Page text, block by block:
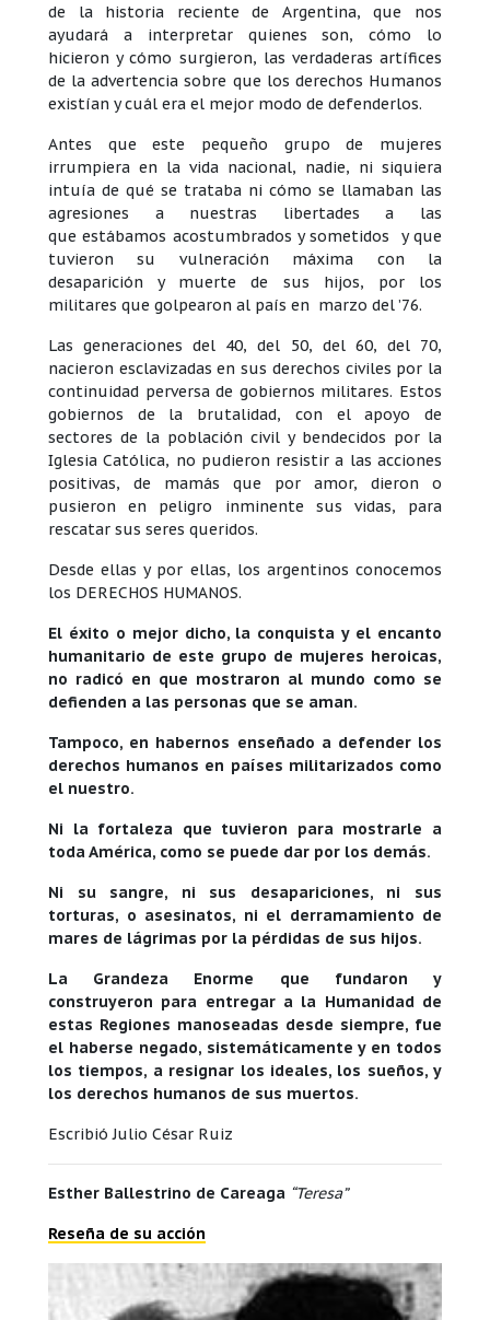
de la historia reciente de Argentina, que nos
ayudará a interpretar quienes son, cómo lo
hicieron y cómo surgieron, las verdaderas artífices
de la advertencia sobre que los derechos Humanos
existían y cuál era el mejor modo de defenderlos.
Antes que este pequeño grupo de mujeres
irrumpiera en la vida nacional, nadie, ni siquiera
intuía de qué se trataba ni cómo se llamaban las
agresiones a nuestras libertades a las
que estábamos acostumbrados y sometidos y que
tuvieron su vulneración máxima con la
desaparición y muerte de sus hijos, por los
militares que golpearon al país en marzo del ’76.
Las generaciones del 40, del 50, del 60, del 70,
nacieron esclavizadas en sus derechos civiles por la
continuidad perversa de gobiernos militares. Estos
gobiernos de la brutalidad, con el apoyo de
sectores de la población civil y bendecidos por la
Iglesia Católica, no pudieron resistir a las acciones
positivas, de mamás que por amor, dieron o
pusieron en peligro inminente sus vidas, para
rescatar sus seres queridos.
Desde ellas y por ellas, los argentinos conocemos
los DERECHOS HUMANOS.
El éxito o mejor dicho, la conquista y el encanto
humanitario de este grupo de mujeres heroicas,
no radicó en que mostraron al mundo como se
defienden a las personas que se aman.
Tampoco, en habernos enseñado a defender los
derechos humanos en países militarizados como
el nuestro.
Ni la fortaleza que tuvieron para mostrarle a
toda América, como se puede dar por los demás.
Ni su sangre, ni sus desapariciones, ni sus
torturas, o asesinatos, ni el derramamiento de
mares de lágrimas por la pérdidas de sus hijos.
La Grandeza Enorme que fundaron y
construyeron para entregar a la Humanidad de
estas Regiones manoseadas desde siempre, fue
el haberse negado, sistemáticamente y en todos
los tiempos, a resignar los ideales, los sueños, y
los derechos humanos de sus muertos.
Escribió Julio César Ruiz
Esther Ballestrino de Careaga “Teresa”
Reseña de su acción